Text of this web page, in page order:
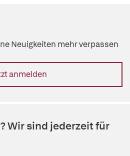
Neuigkeiten mehr verpassen
anmelden
Wir sind jederzeit für